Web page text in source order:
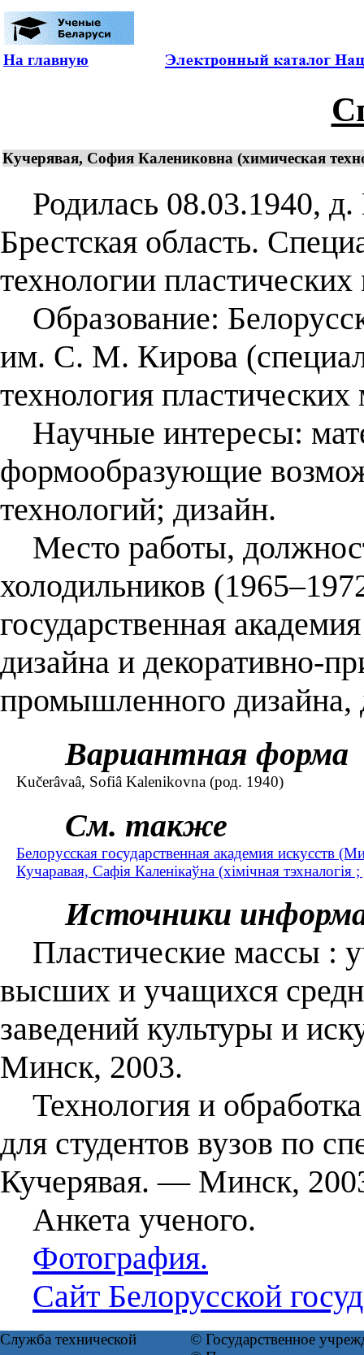
На главную
Кучерявая, София Калениковна (химическая
Родилась 08.03.1940, д.
Брестская область.
технологии
Образование:
им. С. М. Кирова
технология
Научные интересы:
формообразующие
технологий; дизайн.
Место работы,
холодильников
государственная
дизайна и декоративно-
промышленного
Вариантная форма
Kučerâvaâ, Sofiâ Kalenikovna (род. 1940)
См. также
Белорусская государственная академия искусств
Кучаравая, Сафія Каленікаўна (хімічная
Источники
Пластические массы :
высших и учащихся
заведений культуры и
Минск, 2003.
Технология и
для студентов вузов по
Кучерявая. — Минск,
Анкета ученого.
Фотография.
Сайт Белорусской
Служба технической
© Государственное